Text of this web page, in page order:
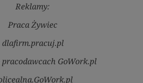
Reklamy:
Praca Żywiec
dlafirm.pracuj.pl
GoWork.pl